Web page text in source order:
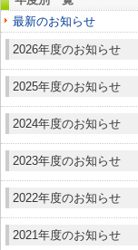
最新のお知らせ
2026年度のお知らせ
2025年度のお知らせ
2024年度のお知らせ
2023年度のお知らせ
2022年度のお知らせ
2021年度のお知らせ